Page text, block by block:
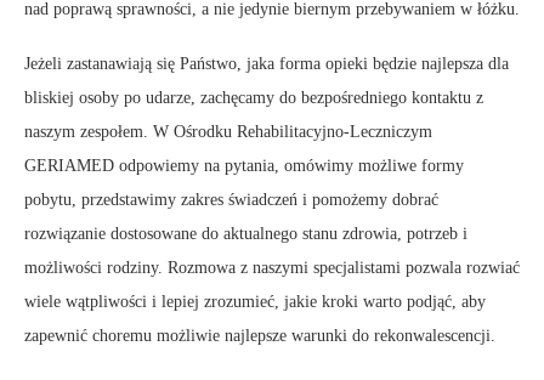
nad poprawą sprawności, a nie jedynie biernym przebywaniem w łóżku.
Jeżeli zastanawiają się Państwo, jaka forma opieki będzie najlepsza dla
bliskiej osoby po udarze, zachęcamy do bezpośredniego kontaktu z
naszym zespołem. W Ośrodku Rehabilitacyjno-Leczniczym
GERIAMED odpowiemy na pytania, omówimy możliwe formy
pobytu, przedstawimy zakres świadczeń i pomożemy dobrać
rozwiązanie dostosowane do aktualnego stanu zdrowia, potrzeb i
możliwości rodziny. Rozmowa z naszymi specjalistami pozwala rozwiać
wiele wątpliwości i lepiej zrozumieć, jakie kroki warto podjąć, aby
zapewnić choremu możliwie najlepsze warunki do rekonwalescencji.